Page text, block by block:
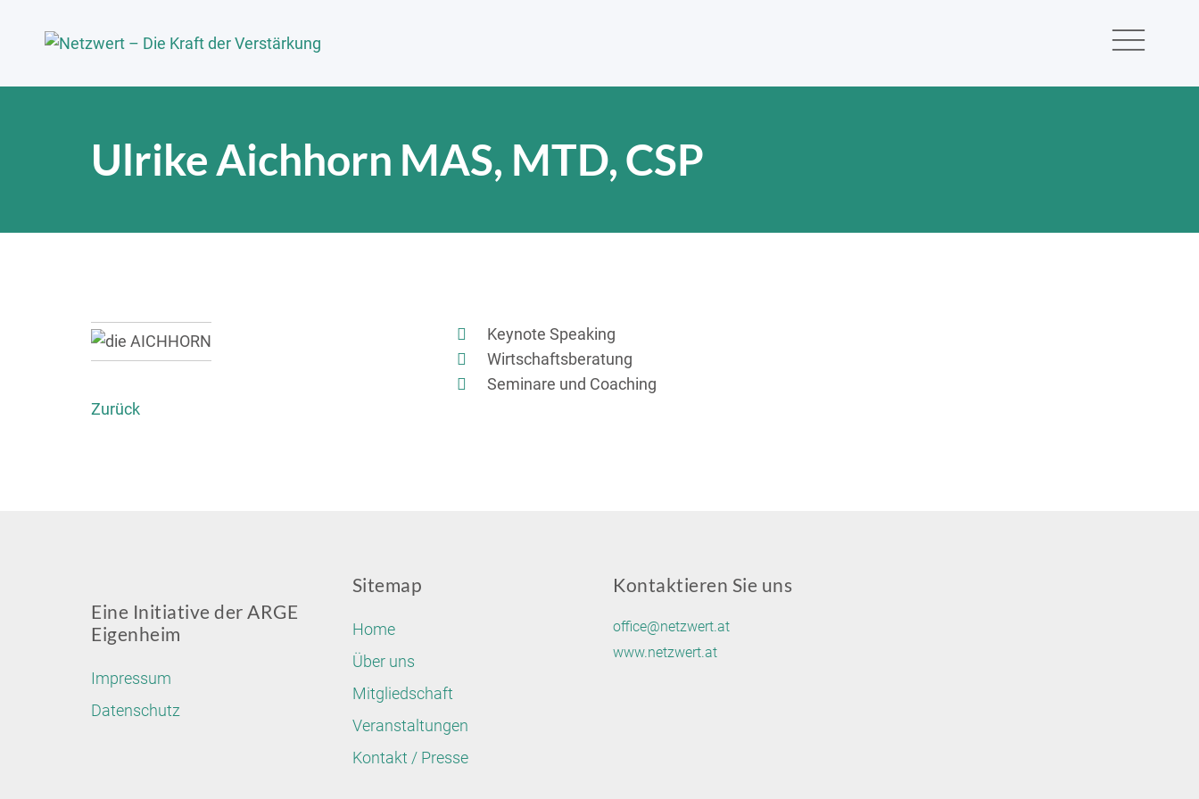
Ulrike Aichhorn MAS, MTD, CSP
Keynote Speaking
Wirtschaftsberatung
Seminare und Coaching
Zurück
Eine Initiative der ARGE
Eigenheim
Impressum
Datenschutz
Sitemap
Home
Über uns
Mitgliedschaft
Veranstaltungen
Kontakt / Presse
Kontaktieren Sie uns
office@netzwert.at
www.netzwert.at